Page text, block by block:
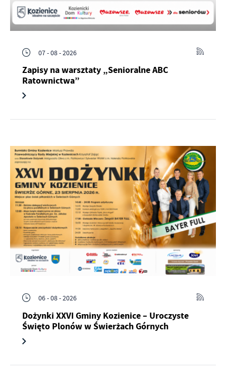
07 - 08 - 2026
Zapisy na warsztaty „Senioralne ABC
Ratownictwa”
06 - 08 - 2026
Dożynki XXVI Gminy Kozienice – Uroczyste
Święto Plonów w Świerżach Górnych